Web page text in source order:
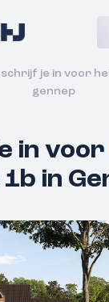
schrijf je in voor
gennep
in voor
in